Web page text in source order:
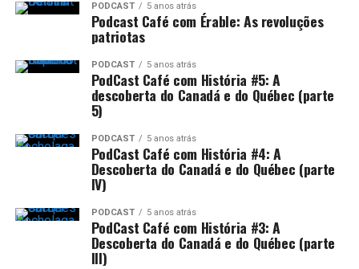
PODCAST 5 anos atrás
Podcast Café com Érable: As revoluções
patriotas
PODCAST 5 anos atrás
PodCast Café com História #5: A
descoberta do Canadá e do Québec (parte
5)
PODCAST 5 anos atrás
PodCast Café com História #4: A
Descoberta do Canadá e do Québec (parte
IV)
PODCAST 5 anos atrás
PodCast Café com História #3: A
Descoberta do Canadá e do Québec (parte
III)